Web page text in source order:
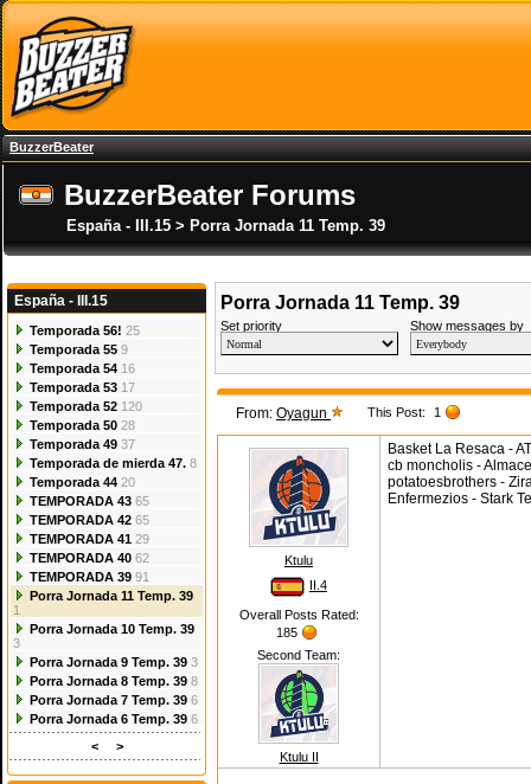
BuzzerBeater
BuzzerBeater Forums
España - III.15 > Porra Jornada 11 Temp. 39
España - III.15
Temporada 56! 25
Temporada 55 9
Temporada 54 16
Temporada 53 17
Temporada 52 120
Temporada 50 28
Temporada 49 37
Temporada de mierda 47. 8
Temporada 44 20
TEMPORADA 43 65
TEMPORADA 42 65
TEMPORADA 41 29
TEMPORADA 40 62
TEMPORADA 39 91
Porra Jornada 11 Temp. 39
1
Porra Jornada 10 Temp. 39
3
Porra Jornada 9 Temp. 39 3
Porra Jornada 8 Temp. 39 8
Porra Jornada 7 Temp. 39 6
Porra Jornada 6 Temp. 39 6
<
>
Porra Jornada 11 Temp. 39
Set priority Show messages by
From: Oyagun This Post: 1
Ktulu
II.4
Overall Posts Rated:
185
Second Team:
Ktulu II
Basket La Resaca -
cb moncholis -
potatoesbrothers -
Enfermezios - Stark